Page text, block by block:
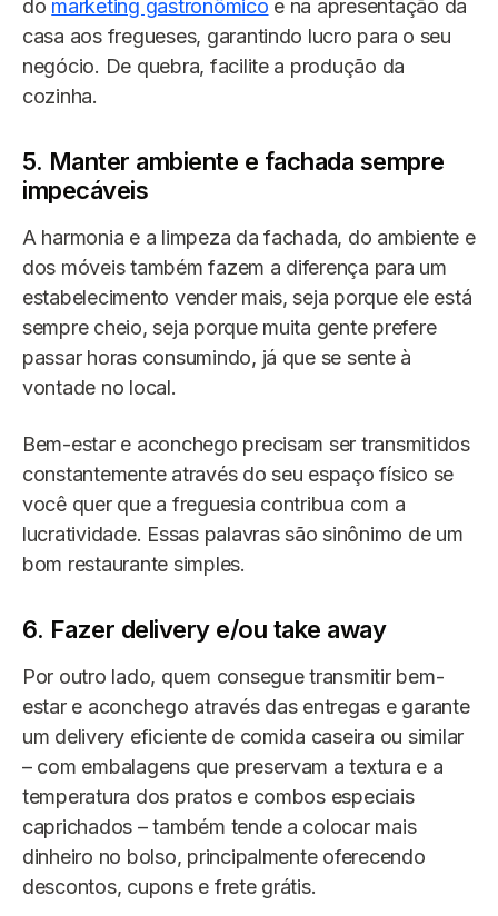
do marketing gastronômico e na apresentação da
casa aos fregueses, garantindo lucro para o seu
negócio. De quebra, facilite a produção da
cozinha.
5. Manter ambiente e fachada sempre
impecáveis
A harmonia e a limpeza da fachada, do ambiente e
dos móveis também fazem a diferença para um
estabelecimento vender mais, seja porque ele está
sempre cheio, seja porque muita gente prefere
passar horas consumindo, já que se sente à
vontade no local.
Bem-estar e aconchego precisam ser transmitidos
constantemente através do seu espaço físico se
você quer que a freguesia contribua com a
lucratividade. Essas palavras são sinônimo de um
bom restaurante simples.
6. Fazer delivery e/ou take away
Por outro lado, quem consegue transmitir bem-
estar e aconchego através das entregas e garante
um delivery eficiente de comida caseira ou similar
– com embalagens que preservam a textura e a
temperatura dos pratos e combos especiais
caprichados – também tende a colocar mais
dinheiro no bolso, principalmente oferecendo
descontos, cupons e frete grátis.